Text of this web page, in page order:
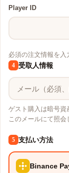
Player ID
必須の注文情報を入
4 受取人情報
ゲスト購入は暗号資
このメールにて照会
5 支払い方法
Binance